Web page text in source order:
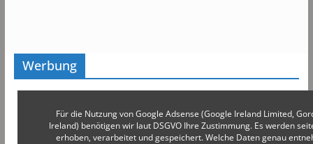
Werbung
Für die Nutzung von Google Adsense (Google Ireland Limited,
Ireland) benötigen wir laut DSGVO Ihre Zustimmung. Es werden
erhoben, verarbeitet und gespeichert. Welche Daten genau